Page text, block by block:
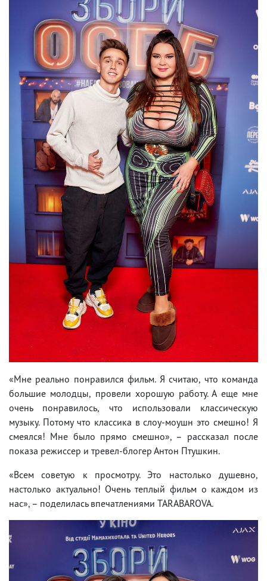
«Мне реально понравился фильм. Я считаю, что команда
большие молодцы, провели хорошую работу. А еще мне
очень понравилось, что использовали классическую
музыку. Потому что классика в слоу-моушн это смешно! Я
смеялся! Мне было прямо смешно», – рассказал после
показа режиссер и тревел-блогер Антон Птушкин.
«Всем советую к просмотру. Это настолько душевно,
настолько актуально! Очень теплый фильм о каждом из
нас», – поделилась впечатлениями TARABAROVA.